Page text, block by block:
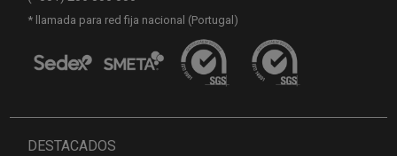
* llamada para red fija nacional (Portugal)
DESTACADOS